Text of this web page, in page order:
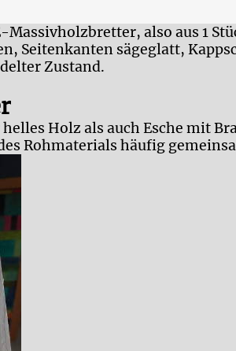
also aus 1
Seitenkanten sägeglatt,
Zustand.
Holz als auch Esche mit
Rohmaterials häufig